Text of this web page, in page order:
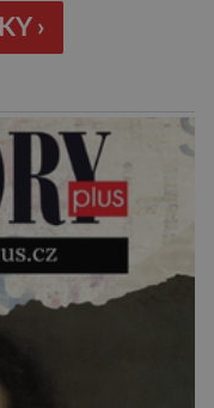
kořist.
jde spíše
›